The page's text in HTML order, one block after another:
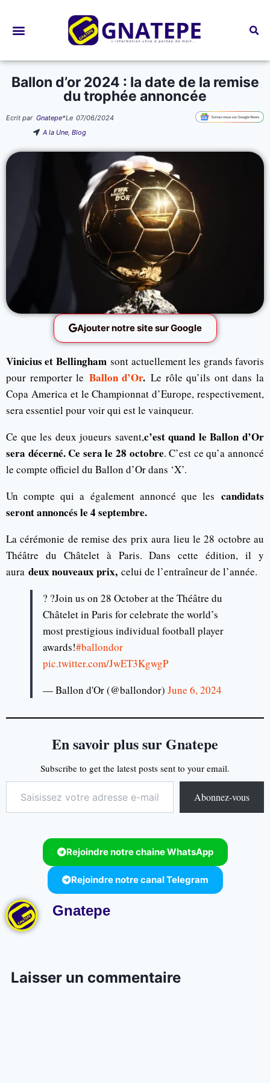
Ballon d’or 2024 : la date de la remise
du trophée annoncée
Ecrit par Gnatepe*Le 07/06/2024
A la Une,Blog
Ajouter notre site sur Google
Vinicius et Bellinghamsont actuellement les grands favoris
pour remporter le Ballon d’Or. Le rôle qu’ils ont dans la
Copa America et le Championnat d’Europe, respectivement,
sera essentiel pour voir qui est le vainqueur.
Ce que les deux joueurs savent,c’est quand le Ballon d’Or
sera décerné. Ce sera le 28 octobre. C’est ce qu’a annoncé
le compte officiel du Ballon d’Or dans ‘X’.
Un compte qui a également annoncé que les candidats
seront annoncés le 4 septembre.
La cérémonie de remise des prix aura lieu le 28 octobre au
Théâtre du Châtelet à Paris. Dans cette édition, il y
aura deux nouveaux prix, celui de l’entraîneur de l’année.
? ?Join us on 28 October at the Théâtre du
Châtelet in Paris for celebrate the world’s
most prestigious individual football player
awards!#ballondor
pic.twitter.com/JwET3KgwgP
— Ballon d'Or (@ballondor) June 6, 2024
En savoir plus sur Gnatepe
Subscribe to get the latest posts sent to your email.
Abonnez-vous
Rejoindre notre chaine WhatsApp
Rejoindre notre canal Telegram
Gnatepe
Laisser un commentaire